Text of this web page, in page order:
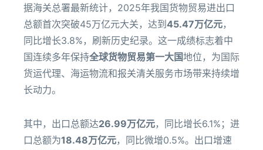
据海关总署最新统计，2025年我国货物贸易进出口
总额首次突破45万亿元大关，达到 45.47万亿元，
同比增长3.8%，刷新历史纪录。这一成绩标志着中
国连续多年保持全球货物贸易第一大国地位，为国际
货运代理、海运物流和报关清关服务市场带来持续增
长动力。
其中，出口总额达26.99万亿元，同比增长6.1%；进
口总额为18.48万亿元，同比微增0.5%。出口增速